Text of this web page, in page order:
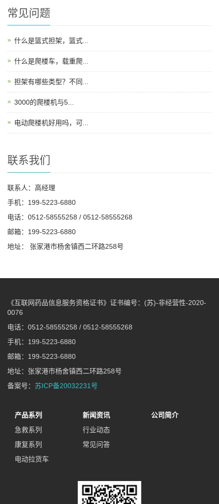
常见问题
什么是篮式担架，篮式...
什么是爬楼车，载重爬...
担架有哪些类型？不同...
3000的爬楼机与5...
电动爬楼机好用吗，可...
联系我们
联系人：高经理
手机：199-5223-6880
电话：0512-58555258 / 0512-58555268
邮箱：199-5223-6880
地址： 张家港市杨舍镇西二环路258号
《互联网药品信息服务资格证书》证书编号：(苏)-非经营性-2020-
0076
电话：0512-58555258 / 0512-58555268
手机：199-5223-6880
邮箱：199-5223-6880
地址：张家港市杨舍镇西二环路258号
备案号： 苏ICP备20032231号
产品系列
急救系列
康复系列
电动拉货车
新闻资讯
行业动态
常见问答
公司简介